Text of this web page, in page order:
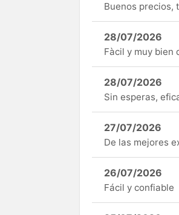
Buenos precios,
28/07/2026
Fàcil y muy bien
28/07/2026
Sin esperas,
27/07/2026
De las mejores
26/07/2026
Fácil y confiable